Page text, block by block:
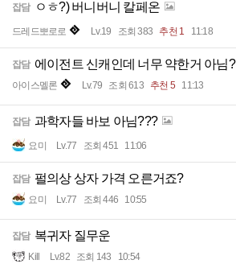
잡담 ㅇㅎ?) 버니버니 칼페온
드레드뽀로로 Lv.19 조회 383 추천 1 11:18
잡담 에이전트 신캐인데 너무 약한거 아님?
아이스멜론 Lv.79 조회 613 추천 5 11:13
잡담 과학자들 바보 아님???
요미 Lv.77 조회 451 11:06
잡담 펄의상 상자 가격 오른거죠?
요미 Lv.77 조회 446 10:55
잡담 복귀자 질무운
Kill Lv.82 조회 143 10:54